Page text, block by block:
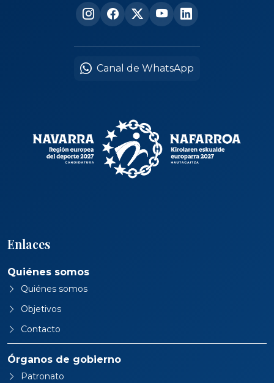
Canal de WhatsApp
Enlaces
Quiénes somos
Quiénes somos
Objetivos
Contacto
Órganos de gobierno
Patronato